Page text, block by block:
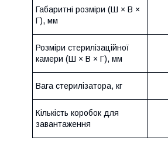
Габаритні розміри (Ш × В ×
Г), мм
Розміри стерилізаційної
камери (Ш × В × Г), мм
Вага стерилізатора, кг
Кількість коробок для
завантаження